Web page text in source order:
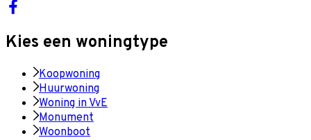
Kies een woningtype
Koopwoning
Huurwoning
Woning in VvE
Monument
Woonboot